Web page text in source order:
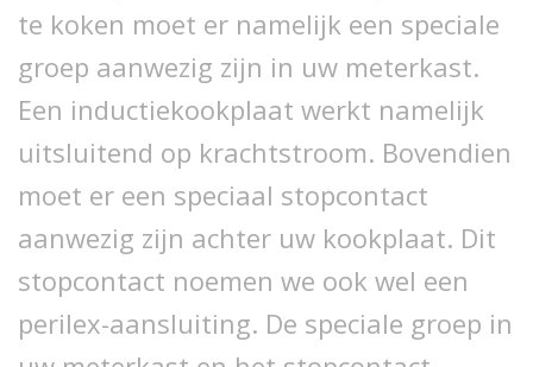
te koken moet er namelijk een speciale
groep aanwezig zijn in uw meterkast.
Een inductiekookplaat werkt namelijk
uitsluitend op krachtstroom. Bovendien
moet er een speciaal stopcontact
aanwezig zijn achter uw kookplaat. Dit
stopcontact noemen we ook wel een
perilex-aansluiting. De speciale groep in